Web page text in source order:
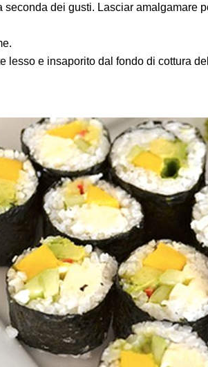
dei gusti. Lasciar amalgamare
lesso e insaporito dal fondo di cottura